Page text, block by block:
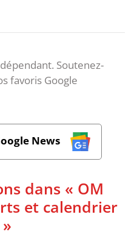
Soutenez-
favoris Google
News
dans « OM
et calendrier